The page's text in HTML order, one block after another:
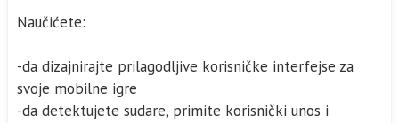
Naučićete:
-da dizajnirajte prilagodljive korisničke interfejse za
svoje mobilne igre
-da detektujete sudare, primite korisnički unos i